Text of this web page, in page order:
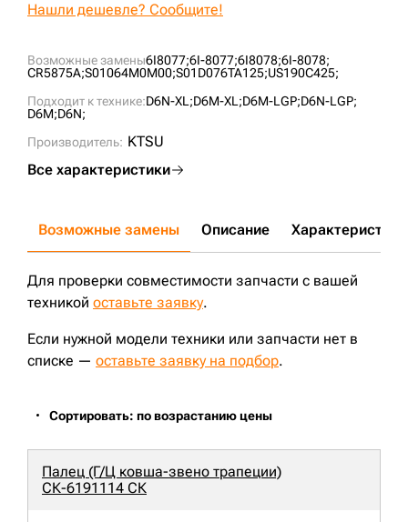
Возможные замены6I8077;6I-8077;6I8078;6I-8078;
CR5875A;S01064M0M00;S01D076TA125;US190C425;
Подходит к технике:D6N-XL;D6M-XL;D6M-LGP;D6N-LGP;
D6M;D6N;
Производитель: KTSU
Все характеристики
Нашли дешевле? Сообщите!
Возможные замены Описание Характеристики
Для проверки совместимости запчасти с вашей
техникой оставьте заявку.
Если нужной модели техники или запчасти нет в
списке — оставьте заявку на подбор.
Сортировать: по возрастанию цены
Палец (Г/Ц ковша-звено трапеции)
СК-6191114 СК